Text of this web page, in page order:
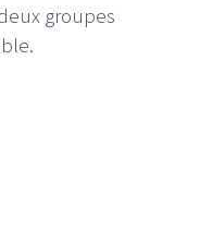
groupes